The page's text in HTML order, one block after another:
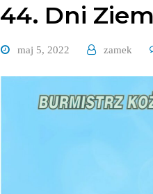
44. Dni
maj 5, 2022 zamek